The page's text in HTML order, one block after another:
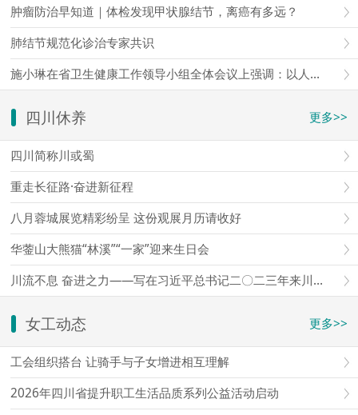
肿瘤防治早知道｜体检发现甲状腺结节，离癌有多远？
肺结节规范化诊治专家共识
施小琳在省卫生健康工作领导小组全体会议上强调：以人口和需求变化为导向，加快构建全方位全周期服务体系，更好守护人民群众生命
四川休养 更多>>
四川简称川或蜀
重走长征路·奋进新征程
八月蓉城展览精彩纷呈 这份观展月历请收好
华蓥山大熊猫“林溪”“一家”迎来生日会
川流不息 奋进之力——写在习近平总书记二〇二三年来川视察三周年之际
女工动态 更多>>
工会组织搭台 让骑手与子女增进相互理解
2026年四川省提升职工生活品质系列公益活动启动